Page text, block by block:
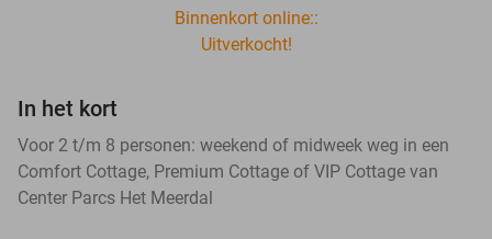
Binnenkort online::
Uitverkocht!
In het kort
Voor 2 t/m 8 personen: weekend of midweek weg in een
Comfort Cottage, Premium Cottage of VIP Cottage van
Center Parcs Het Meerdal